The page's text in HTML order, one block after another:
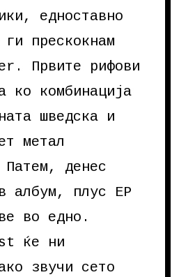
едноставно
прескокнам
Првите рифови
ко комбинација
шведска и
метал
Патем, денес
албум, плус ЕР
во едно.
ќе ни
звучи сето